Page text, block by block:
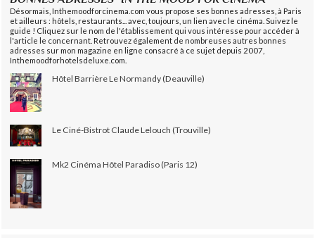
Désormais, Inthemoodforcinema.com vous propose ses bonnes adresses, à Paris
et ailleurs : hôtels, restaurants... avec, toujours, un lien avec le cinéma. Suivez le
guide ! Cliquez sur le nom de l'établissement qui vous intéresse pour accéder à
l'article le concernant. Retrouvez également de nombreuses autres bonnes
adresses sur mon magazine en ligne consacré à ce sujet depuis 2007,
Inthemoodforhotelsdeluxe.com.
Hôtel Barrière Le Normandy (Deauville)
Le Ciné-Bistrot Claude Lelouch (Trouville)
Mk2 Cinéma Hôtel Paradiso (Paris 12)